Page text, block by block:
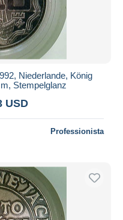
Niederlande, König
Stempelglanz
USD
Professionista